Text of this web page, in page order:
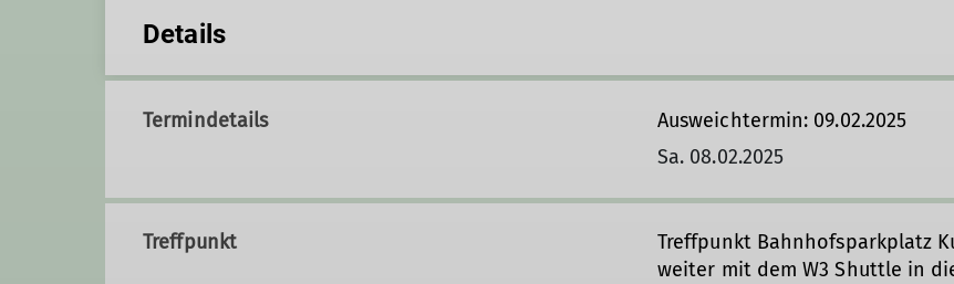
Details
Termindetails
Ausweichtermin: 09.02.2025
Sa. 08.02.2025
Treffpunkt
Treffpunkt Bahnhofsparkplatz
weiter mit dem W3 Shuttle in